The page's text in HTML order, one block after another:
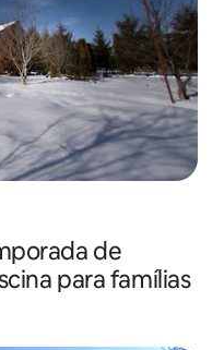
de
para famílias